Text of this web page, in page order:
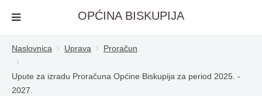
OPĆINA BISKUPIJA
Naslovnica Uprava Proračun
Upute za izradu Proračuna Općine Biskupija za period 2025. -
2027.